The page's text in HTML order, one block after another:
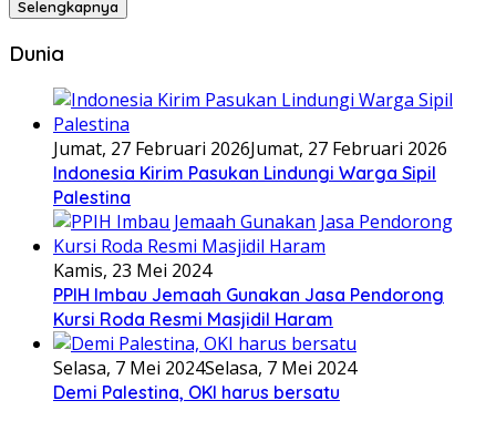
Selengkapnya
Dunia
Jumat, 27 Februari 2026Jumat, 27 Februari 2026
Indonesia Kirim Pasukan Lindungi Warga Sipil
Palestina
Kamis, 23 Mei 2024
PPIH Imbau Jemaah Gunakan Jasa Pendorong
Kursi Roda Resmi Masjidil Haram
Selasa, 7 Mei 2024Selasa, 7 Mei 2024
Demi Palestina, OKI harus bersatu